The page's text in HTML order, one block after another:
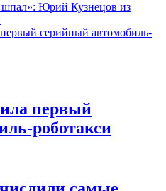
шпал»: Юрий Кузнецов из
серийный автомобиль-
первый
роботакси